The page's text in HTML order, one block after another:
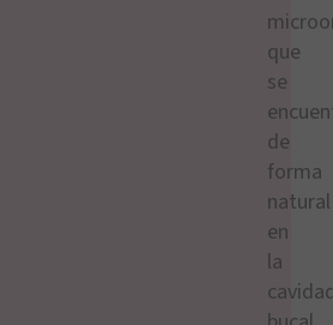
que
se
de
forma
natural
en
la